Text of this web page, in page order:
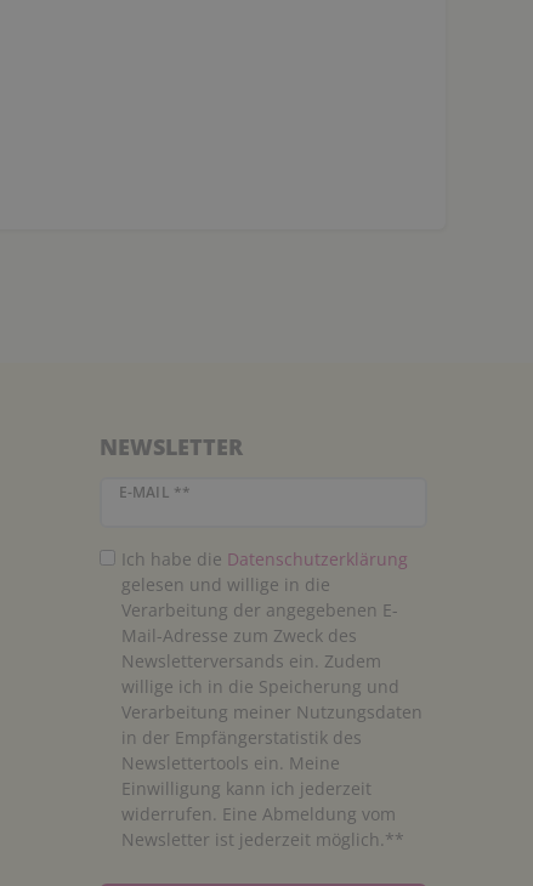
NEWSLETTER
E-MAIL **
Newsletter Honig
Ich habe die Daten­schutz­erklärung
gelesen und willige in die
Verarbeitung der angegebenen E-
Mail-Adresse zum Zweck des
Newsletterversands ein. Zudem
willige ich in die Speicherung und
Verarbeitung meiner Nutzungsdaten
in der Empfängerstatistik des
Newslettertools ein. Meine
Einwilligung kann ich jederzeit
widerrufen. Eine Abmeldung vom
Newsletter ist jederzeit möglich.**